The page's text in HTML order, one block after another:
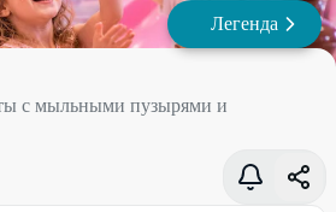
Легенда
с мыльными пузырями и
с мыльными пузырями и